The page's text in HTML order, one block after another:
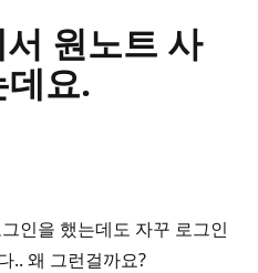
원노트 사
요.
인을 했는데도 자꾸 로그인
.. 왜 그런걸까요?